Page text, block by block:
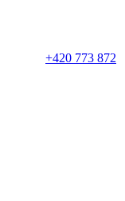
+420 773 872